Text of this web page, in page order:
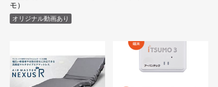
モ）
オリジナル動画あり